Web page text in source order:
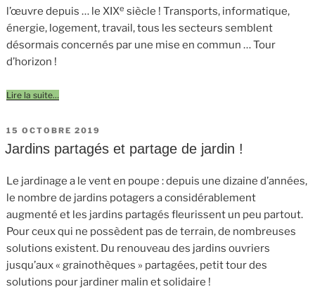
l’œuvre depuis … le XIXe siècle ! Transports, informatique,
énergie, logement, travail, tous les secteurs semblent
désormais concernés par une mise en commun … Tour
d’horizon !
Lire la suite…
PUBLIÉ
LE
15 OCTOBRE 2019
Jardins partagés et partage de jardin !
Le jardinage a le vent en poupe : depuis une dizaine d’années,
le nombre de jardins potagers a considérablement
augmenté et les jardins partagés fleurissent un peu partout.
Pour ceux qui ne possèdent pas de terrain, de nombreuses
solutions existent. Du renouveau des jardins ouvriers
jusqu’aux « grainothèques » partagées, petit tour des
solutions pour jardiner malin et solidaire !